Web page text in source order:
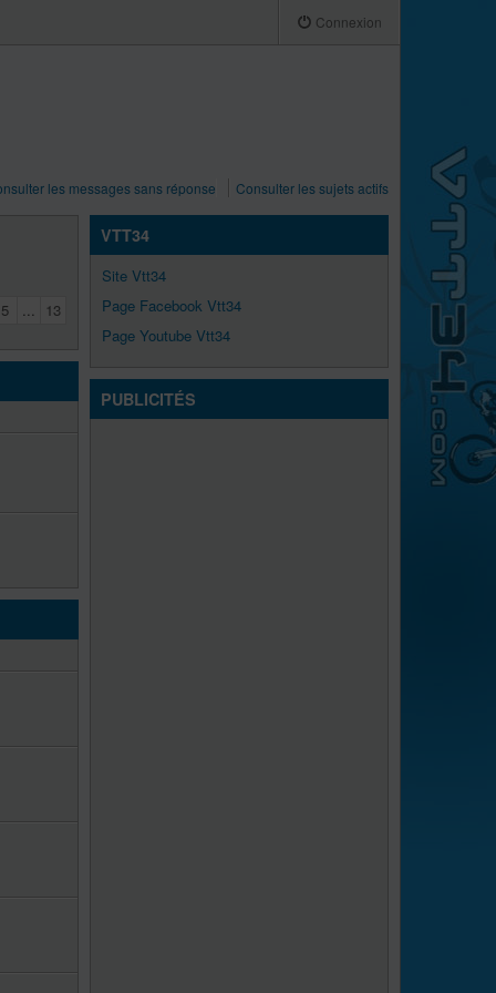
Connexion
les messages sans réponse Consulter les sujets actifs
5 ... 13
VTT34
Site Vtt34
Page Facebook Vtt34
Page Youtube Vtt34
PUBLICITÉS